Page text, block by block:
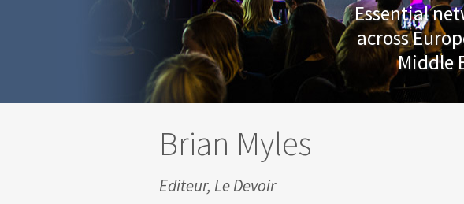
Essential
across
Middle
Brian Myles
Editeur, Le Devoir